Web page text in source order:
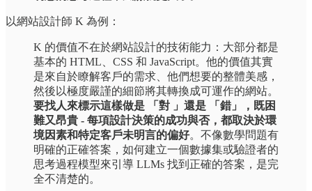
以網站設計師 K 為例：
K 的價值不在於網站設計的技術能力：大部分都是
基本的 HTML、CSS 和 JavaScript。他的價值其實
是來自於瞭解客戶的需求、他們想要的整體美感，
然後以極度嚴謹的細節將其轉換成可運作的網站。
要找人來標示這樣做是 「對 」還是 「錯」，既困
難又昂貴 - 每項設計決策的成功與否，都取決於環
境因素和特定客戶未明言的偏好。不像數學問題有
明確的正確答案，如何建立一個數據集或驗證者的
思考過程模型來引導 LLMs 找到正確的答案，是完
全不清楚的。